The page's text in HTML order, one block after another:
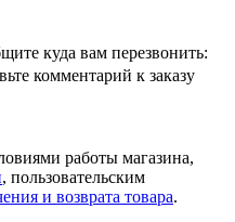
куда вам перезвонить:
комментарий к заказу
работы магазина,
, пользовательским
и возврата товара.